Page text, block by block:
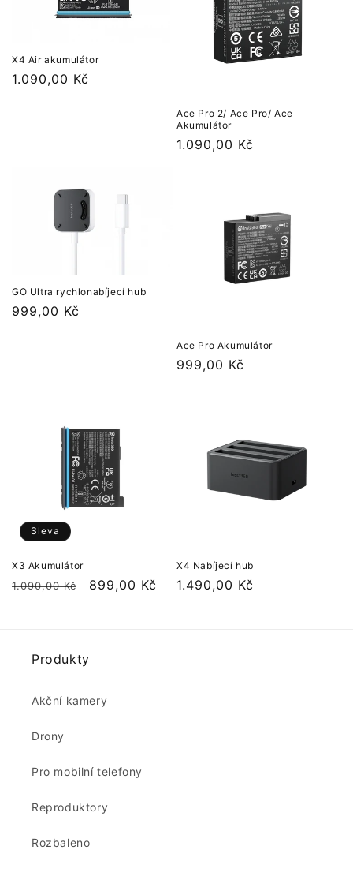
X4 Air akumulátor
Běžná
1.090,00 Kč
Ace Pro 2/ Ace Pro/ Ace
Akumulátor
Běžná
1.090,00 Kč
GO Ultra rychlonabíjecí hub
Běžná
999,00 Kč
Ace Pro Akumulátor
Běžná
999,00 Kč
Sleva
X3 Akumulátor
Běžná
1.090,00 Kč
Výprodejová
899,00 Kč
X4 Nabíjecí hub
Běžná
1.490,00 Kč
Produkty
Akční kamery
Drony
Pro mobilní telefony
Reproduktory
Rozbaleno